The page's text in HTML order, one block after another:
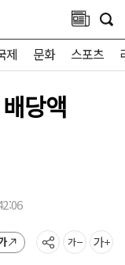
제 문화 스포츠
당액